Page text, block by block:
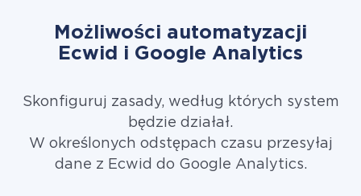
Możliwości automatyzacji
Ecwid i Google Analytics
Skonfiguruj zasady, według których system
będzie działał.
W określonych odstępach czasu przesyłaj
dane z Ecwid do Google Analytics.